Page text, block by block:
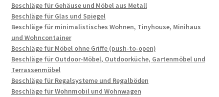
Beschläge für Gehäuse und Möbel aus Metall
Beschläge für Glas und Spiegel
Beschläge für minimalistisches Wohnen, Tinyhouse, Minihaus
und Wohncontainer
Beschläge für Möbel ohne Griffe (push-to-open)
Beschläge für Outdoor-Möbel, Outdoorküche, Gartenmöbel und
Terrassenmöbel
Beschläge für Regalsysteme und Regalböden
Beschläge für Wohnmobil und Wohnwagen